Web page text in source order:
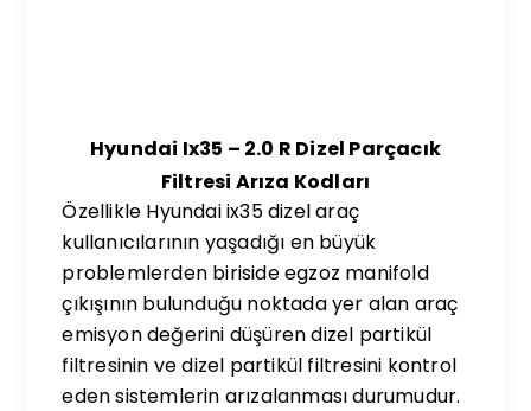
Hyundai Ix35 – 2.0 R Dizel Parçacık
Filtresi Arıza Kodları
Özellikle Hyundai ix35 dizel araç
kullanıcılarının yaşadığı en büyük
problemlerden biriside egzoz manifold
çıkışının bulunduğu noktada yer alan araç
emisyon değerini düşüren dizel partikül
filtresinin ve dizel partikül filtresini kontrol
eden sistemlerin arızalanması durumudur.